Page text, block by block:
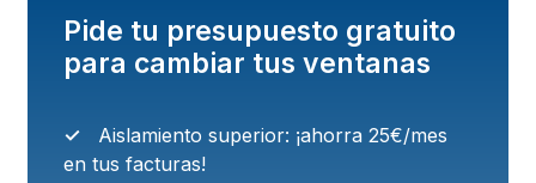
Pide tu presupuesto gratuito
para cambiar tus ventanas
Aislamiento superior: ¡ahorra 25€/mes
en tus facturas!